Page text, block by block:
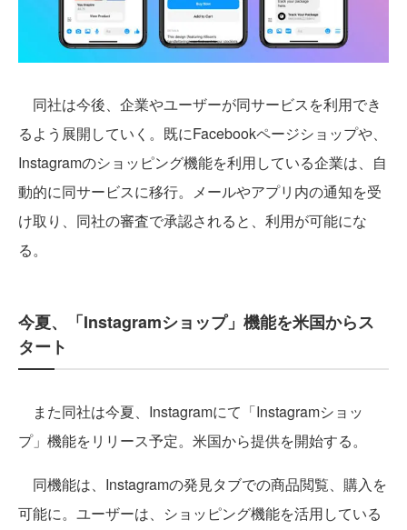
同社は今後、企業やユーザーが同サービスを利用でき
るよう展開していく。既にFacebookページショップや、
Instagramのショッピング機能を利用している企業は、自
動的に同サービスに移行。メールやアプリ内の通知を受
け取り、同社の審査で承認されると、利用が可能にな
る。
今夏、「Instagramショップ」機能を米国からス
タート
また同社は今夏、Instagramにて「Instagramショッ
プ」機能をリリース予定。米国から提供を開始する。
同機能は、Instagramの発見タブでの商品閲覧、購入を
可能に。ユーザーは、ショッピング機能を活用している